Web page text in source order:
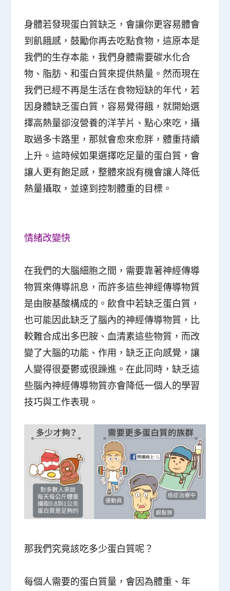
身體若發現蛋白質缺乏，會讓你更容易體會
到飢餓感，鼓勵你再去吃點食物，這原本是
我們的生存本能，我們身體需要碳水化合
物、脂肪、和蛋白質來提供熱量。然而現在
我們已經不再是生活在食物短缺的年代，若
因身體缺乏蛋白質，容易覺得餓，就開始選
擇高熱量卻沒營養的洋芋片、點心來吃，攝
取過多卡路里，那就會愈來愈胖，體重持續
上升。這時候如果選擇吃足量的蛋白質，會
讓人更有飽足感，整體來說有機會讓人降低
熱量攝取，並達到控制體重的目標。
情緒改變快
在我們的大腦細胞之間，需要靠著神經傳導
物質來傳導訊息，而許多這些神經傳導物質
是由胺基酸構成的。飲食中若缺乏蛋白質，
也可能因此缺乏了腦內的神經傳導物質，比
較難合成出多巴胺、血清素這些物質，而改
變了大腦的功能、作用，缺乏正向感覺，讓
人變得很憂鬱或很躁進。在此同時，缺乏這
些腦內神經傳導物質亦會降低一個人的學習
技巧與工作表現。
那我們究竟該吃多少蛋白質呢？
每個人需要的蛋白質量，會因為體重、年